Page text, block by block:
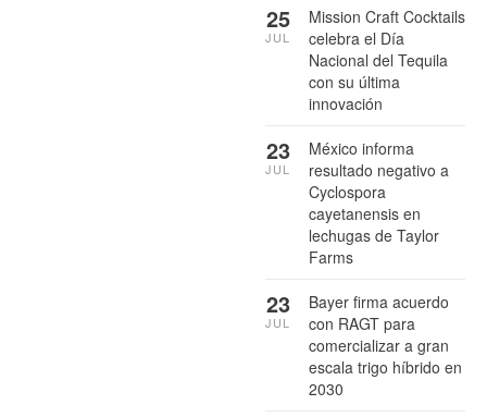
Mission Craft Cocktails
celebra el Día
Nacional del Tequila
con su última
innovación
25
JUL
México informa
resultado negativo a
Cyclospora
cayetanensis en
lechugas de Taylor
Farms
23
JUL
Bayer firma acuerdo
con RAGT para
comercializar a gran
escala trigo híbrido en
2030
23
JUL